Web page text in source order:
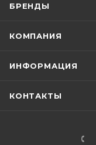
БРЕНДЫ
КОМПАНИЯ
ИНФОРМАЦИЯ
КОНТАКТЫ